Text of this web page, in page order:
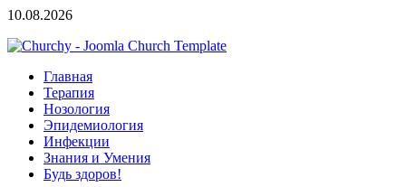
10.08.2026
Главная
Терапия
Нозология
Эпидемиология
Инфекции
Знания и Умения
Будь здоров!